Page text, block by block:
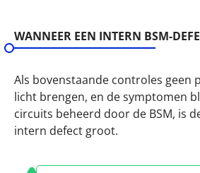
WANNEER EEN INTERN BSM-
Als bovenstaande controles geen
licht brengen, en de symptomen
circuits beheerd door de BSM, is
intern defect groot.